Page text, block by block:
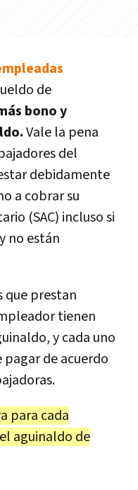
de
bono y
Vale la pena
del
debidamente
a cobrar su
(SAC) incluso si
no están
que prestan
tienen
y cada uno
de acuerdo
para cada
aguinaldo de